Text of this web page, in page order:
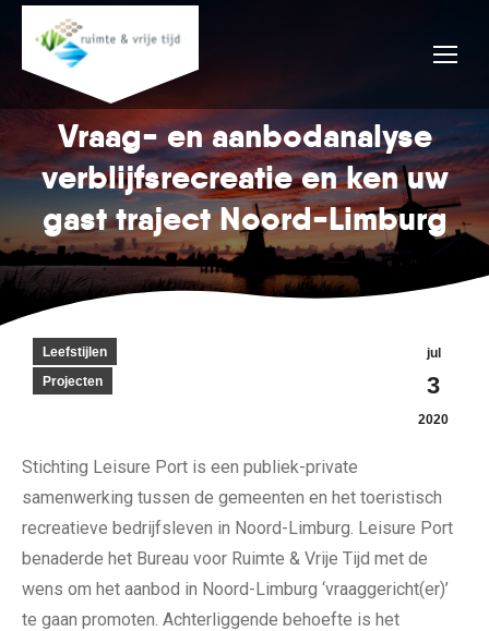
Vraag- en aanbodanalyse
verblijfsrecreatie en ken uw
gast traject Noord-Limburg
jul
3
2020
Leefstijlen
Projecten
Stichting Leisure Port is een publiek-private
samenwerking tussen de gemeenten en het toeristisch
recreatieve bedrijfsleven in Noord-Limburg. Leisure Port
benaderde het Bureau voor Ruimte & Vrije Tijd met de
wens om het aanbod in Noord-Limburg ‘vraaggericht(er)’
te gaan promoten. Achterliggende behoefte is het